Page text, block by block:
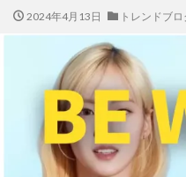
2024年4月13日 トレンドブロ